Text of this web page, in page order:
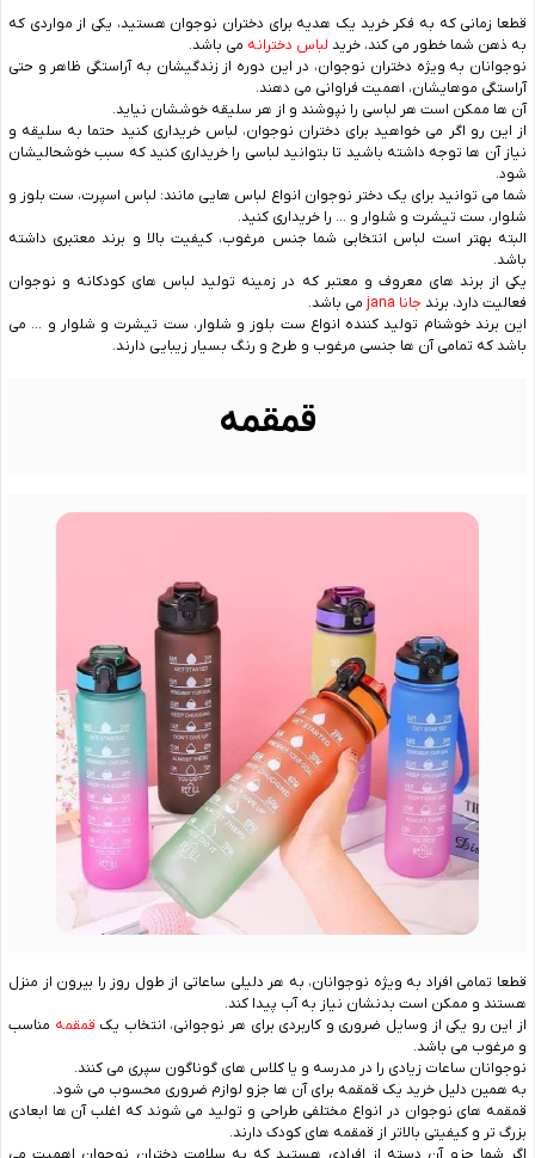
قطعا زمانی که به فکر خرید یک هدیه برای دختران نوجوان هستید، یکی از مواردی که
به ذهن شما خطور می کند، خرید لباس دخترانه می باشد.
نوجوانان به ویژه دختران نوجوان، در این دوره از زندگیشان به آراستگی ظاهر و حتی
آراستگی موهایشان، اهمیت فراوانی می دهند.
آن ها ممکن است هر لباسی را نپوشند و از هر سلیقه خوششان نیاید.
از این رو اگر می خواهید برای دختران نوجوان، لباس خریداری کنید حتما به سلیقه و
نیاز آن ها توجه داشته باشید تا بتوانید لباسی را خریداری کنید که سبب خوشحالیشان
شود.
شما می توانید برای یک دختر نوجوان انواع لباس هایی مانند: لباس اسپرت، ست بلوز و
شلوار، ست تیشرت و شلوار و … را خریداری کنید.
البته بهتر است لباس انتخابی شما جنس مرغوب، کیفیت بالا و برند معتبری داشته
باشد.
یکی از برند های معروف و معتبر که در زمینه تولید لباس های کودکانه و نوجوان
فعالیت دارد، برند جانا jana
می باشد.
این برند خوشنام تولید کننده انواع ست بلوز و شلوار، ست تیشرت و شلوار و … می
باشد که تمامی آن ها جنسی مرغوب و طرح و رنگ بسیار زیبایی دارند.
قمقمه
قطعا تمامی افراد به ویژه نوجوانان، به هر دلیلی ساعاتی از طول روز را بیرون از منزل
هستند و ممکن است بدنشان نیاز به آب پیدا کند.
از این رو یکی از وسایل ضروری و کاربردی برای هر نوجوانی، انتخاب یک قمقمه مناسب
و مرغوب می باشد.
نوجوانان ساعات زیادی را در مدرسه و یا کلاس های گوناگون سپری می کنند.
به همین دلیل خرید یک قمقمه برای آن ها جزو لوازم ضروری محسوب می شود.
قمقمه های نوجوان در انواع مختلفی طراحی و تولید می‌ شوند که اغلب آن ها ابعادی
بزرگ تر و کیفیتی بالاتر از قمقمه های کودک دارند.